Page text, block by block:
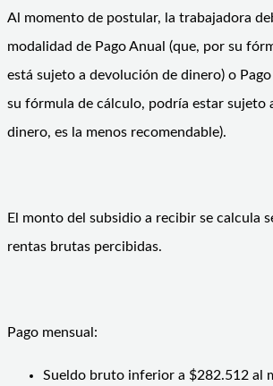
Al momento de postular, la trabajadora
modalidad de Pago Anual (que, por su
está sujeto a devolución de dinero) o
su fórmula de cálculo, podría estar sujeto
dinero, es la menos recomendable).
El monto del subsidio a recibir se calcula
rentas brutas percibidas.
Pago mensual:
Sueldo bruto inferior a $282.512 al